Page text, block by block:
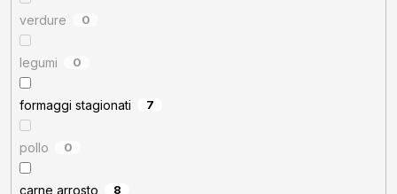
verdure 0
legumi 0
formaggi stagionati 7
pollo 0
carne arrosto 8